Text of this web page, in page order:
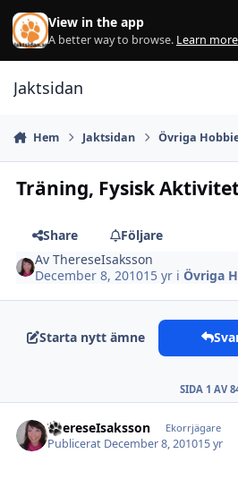
Hoppa till innehåll
View in the app
A better way to browse. Learn more
Jaktsidan
Hem Jaktsidan Övriga
Träning, Fysisk
Share
Följare
AvThereseIsaksson
December 8, 201015 yr iÖvriga
Starta nytt ämne
SIDA 1 AV
ThereseIsaksson Ekorrjägare
Publicerat December 8, 201015 yr